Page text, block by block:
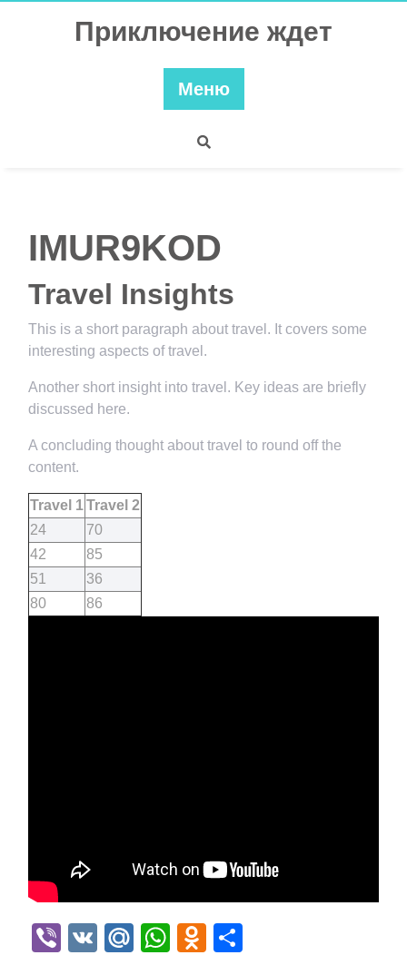
Приключение ждет
Меню
IMUR9KOD
Travel Insights
This is a short paragraph about travel. It covers some
interesting aspects of travel.
Another short insight into travel. Key ideas are briefly
discussed here.
A concluding thought about travel to round off the
content.
Travel 1Travel 2
24
70
42
85
51
36
80
86
Viber
VK Mail.Ru
WhatsApp
Odnoklassniki